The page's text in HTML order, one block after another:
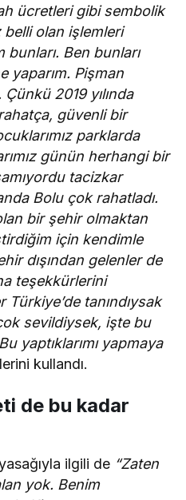
ücretleri gibi sembolik
belli olan işlemleri
Ben bunları
yaparım. Pişman
2019 yılında
güvenli bir
parklarda
günün herhangi bir
tacizkar
Bolu çok rahatladı.
bir şehir olmaktan
için kendimle
dışından gelenler de
teşekkürlerini
tanındıysak
sevildiysek, işte bu
yaptıklarımı yapmaya
kullandı.
de bu kadar
ilgili de “Zaten
yok. Benim